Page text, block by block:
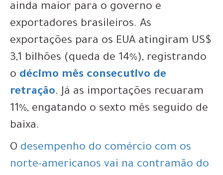
ainda maior para o governo e
exportadores brasileiros. As
exportações para os EUA atingiram US$
3,1 bilhões (queda de 14%), registrando
o décimo mês consecutivo de
retração. Já as importações recuaram
11%, engatando o sexto mês seguido de
baixa.
O desempenho do comércio com os
norte-americanos vai na contramão do